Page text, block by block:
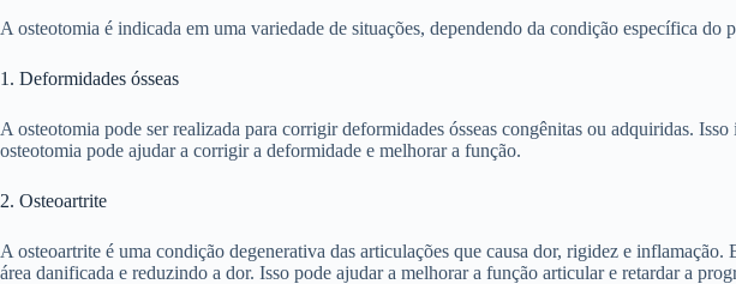
A osteotomia é indicada em uma variedade de situações, dependendo da condição específica
1. Deformidades ósseas
A osteotomia pode ser realizada para corrigir deformidades ósseas congênitas ou adquiridas.
osteotomia pode ajudar a corrigir a deformidade e melhorar a função.
2. Osteoartrite
A osteoartrite é uma condição degenerativa das articulações que causa dor, rigidez e
área danificada e reduzindo a dor. Isso pode ajudar a melhorar a função articular e retardar a